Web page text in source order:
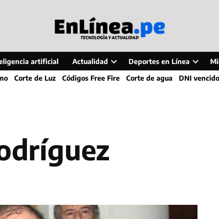
artificial Actualidad
Open
dropdown
Deportes en Línea
Open
dropdown
Corte de Luz Códigos Free Fire Corte de agua DNI vencido